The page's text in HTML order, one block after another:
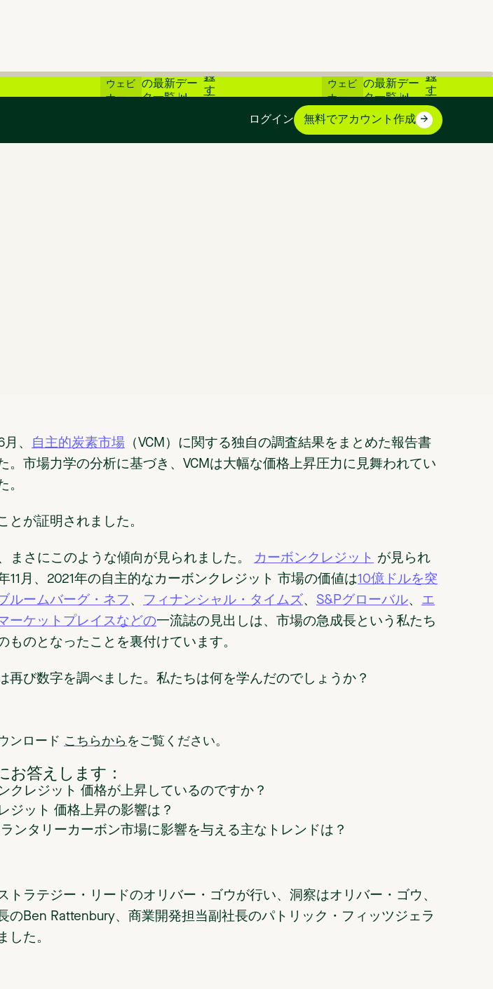
ライブ
ウェビ
ナー
📊 炭素市場
の最新デー
タ一覧 📊
録
す
ライブ
ウェビ
ナー
📊 炭素市場
の最新デー
タ一覧 📊
録
す
る
ログイン 無料でアカウント作成
、 自主的炭素市場 （VCM）に関する独自の調査結果をまとめた報告書
。市場力学の分析に基づき、VCMは大幅な価格上昇圧力に見舞われてい
。
とが証明されました。
まさにこのような傾向が見られました。 カーボンクレジット が見られ
11月、2021年の自主的なカーボンクレジット 市場の価値は10億ドルを突
ルームバーグ・ネフ 、 フィナンシャル・タイムズ、 S&Pグローバル、 エ
ーケットプレイスなどの一流誌の見出しは、市場の急成長という私たち
ものとなったことを裏付けています。
再び数字を調べました。私たちは何を学んだのでしょうか？
ンロード こちらから をご覧ください。
お答えします：
クレジット 価格が上昇しているのですか？
ジット 価格上昇の影響は？
ンタリーカーボン市場に影響を与える主なトレンドは？
トラテジー・リードのオリバー・ゴウが行い、洞察はオリバー・ゴウ、
のBen Rattenbury、商業開発担当副社長のパトリック・フィッツジェラ
した。